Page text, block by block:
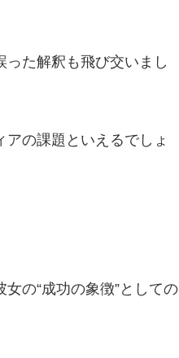
た解釈も飛び交いまし
の課題といえるでしょ
の“成功の象徴”としての